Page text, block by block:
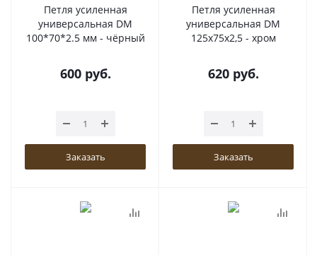
Петля усиленная
универсальная DM
100*70*2.5 мм - чёрный
600 руб.
Заказать
Петля усиленная
универсальная DM
125x75x2,5 - хром
620 руб.
Заказать